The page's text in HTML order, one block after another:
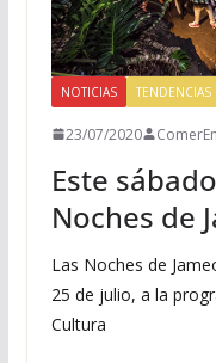
NOTICIAS TENDENCIAS
23/07/2020
Este
Noches de
Las Noches de
25 de julio, a la
Cultura